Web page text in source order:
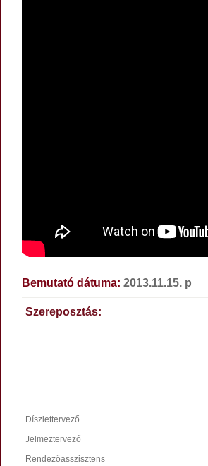
Bemutató dátuma: 2013.11.15. p
Szereposztás:
Díszlettervező
Jelmeztervező
Rendezőasszisztens